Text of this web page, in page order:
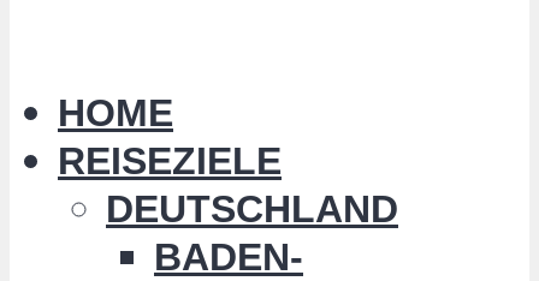
HOME
REISEZIELE
DEUTSCHLAND
BADEN-